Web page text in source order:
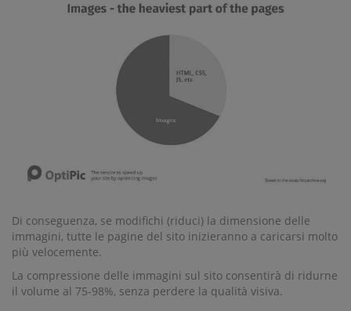
Di conseguenza, se modifichi (riduci) la dimensione delle
immagini, tutte le pagine del sito inizieranno a caricarsi molto
più velocemente.
La compressione delle immagini sul sito consentirà di ridurne
il volume al 75-98%, senza perdere la qualità visiva.